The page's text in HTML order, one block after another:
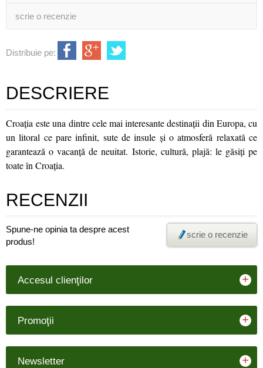
scrie o recenzie
Distribuie pe:
DESCRIERE
Croaţia este una dintre cele mai interesante destinaţii din Europa, cu
un litoral ce pare infinit, sute de insule şi o atmosferă relaxată ce
garantează o vacanţă de neuitat. Istorie, cultură, plajă: le găsiţi pe
toate în Croaţia.
RECENZII
Spune-ne opinia ta despre acest
produs!
scrie o recenzie
Accesul clienţilor +
Promoţii +
Newsletter +